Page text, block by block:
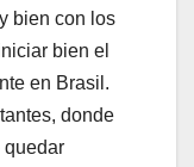
bien con los
bien el
en Brasil.
donde
quedar